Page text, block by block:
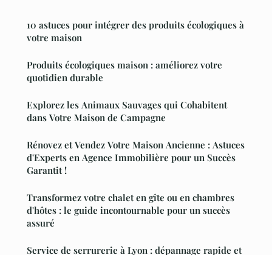
10 astuces pour intégrer des produits écologiques à
votre maison
Produits écologiques maison : améliorez votre
quotidien durable
Explorez les Animaux Sauvages qui Cohabitent
dans Votre Maison de Campagne
Rénovez et Vendez Votre Maison Ancienne : Astuces
d'Experts en Agence Immobilière pour un Succès
Garantit !
Transformez votre chalet en gîte ou en chambres
d'hôtes : le guide incontournable pour un succès
assuré
Service de serrurerie à Lyon : dépannage rapide et